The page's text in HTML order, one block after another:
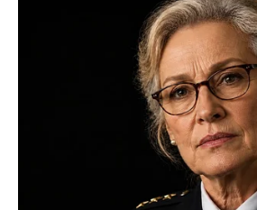
Jedna osoba mogla bi vam otvoreno
koje je dugo skrivala. Slobodni
nekoga ko će ih odmah privući
namjerama, dok će oni koji su u vezi
problem koji ih dugo opterećuje.
Zvijezde vam poručuju da slušate
upravo emocije pokazati pravi put.